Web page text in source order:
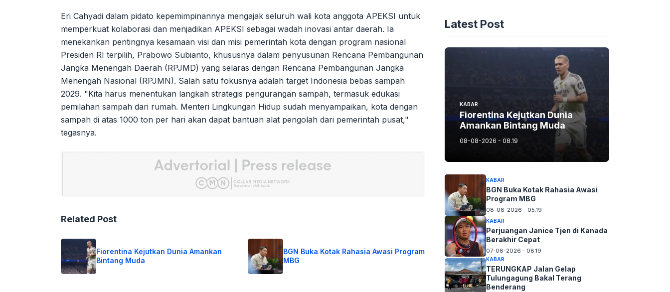
Eri Cahyadi dalam pidato kepemimpinannya mengajak seluruh wali kota anggota APEKSI untuk
memperkuat kolaborasi dan menjadikan APEKSI sebagai wadah inovasi antar daerah. Ia
menekankan pentingnya kesamaan visi dan misi pemerintah kota dengan program nasional
Presiden RI terpilih, Prabowo Subianto, khususnya dalam penyusunan Rencana Pembangunan
Jangka Menengah Daerah (RPJMD) yang selaras dengan Rencana Pembangunan Jangka
Menengah Nasional (RPJMN). Salah satu fokusnya adalah target Indonesia bebas sampah
2029. "Kita harus menentukan langkah strategis pengurangan sampah, termasuk edukasi
pemilahan sampah dari rumah. Menteri Lingkungan Hidup sudah menyampaikan, kota dengan
sampah di atas 1000 ton per hari akan dapat bantuan alat pengolah dari pemerintah pusat,"
tegasnya.
Related Post
Fiorentina Kejutkan Dunia Amankan
Bintang Muda
BGN Buka Kotak Rahasia Awasi Program
MBG
Latest Post
KABAR
Fiorentina Kejutkan Dunia
Amankan Bintang Muda
08-08-2026 - 08.19
KABAR
BGN Buka Kotak Rahasia Awasi
Program MBG
08-08-2026 - 05.19
KABAR
Perjuangan Janice Tjen di Kanada
Berakhir Cepat
07-08-2026 - 08.19
KABAR
TERUNGKAP Jalan Gelap
Tulungagung Bakal Terang
Benderang